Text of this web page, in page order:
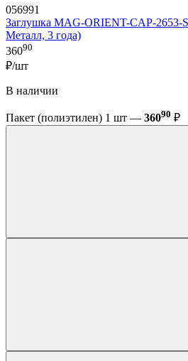
056991
Заглушка MAG-ORIENT-CAP-2653-
Металл, 3 года)
36090
₽/шт
В наличии
Пакет (полиэтилен) 1 шт — 36090 ₽